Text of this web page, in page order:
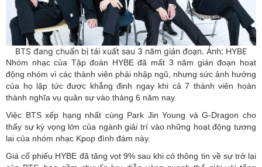
BTS đang chuẩn bị tái xuất sau 3 năm gián đoạn. Ảnh: HYBE
Nhóm nhạc của Tập đoàn HYBE đã mất 3 năm gián đoạn hoạt
động nhóm vì các thành viên phải nhập ngũ, nhưng sức ảnh hưởng
của họ lập tức được khẳng định ngay khi cả 7 thành viên hoàn
thành nghĩa vụ quân sự vào tháng 6 năm nay.
Việc BTS xếp hạng nhất cùng Park Jin Young và G-Dragon cho
thấy sự kỳ vọng lớn của ngành giải trí vào những hoạt động tương
lai của nhóm nhạc Kpop đình đám này.
Giá cổ phiếu HYBE đã tăng vọt 9% sau khi có thông tin về sự trở lại